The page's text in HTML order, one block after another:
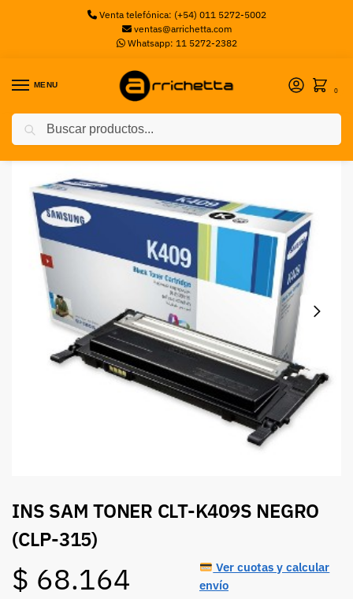
Venta telefónica: (+54) 011 5272-5002
ventas@arrichetta.com
Whatsapp: 11 5272-2382
MENU
0
Inicio Toners INS SAM TONER CLT-K409S NEGRO (CLP-315)
INS SAM TONER CLT-K409S NEGRO
(CLP-315)
$ 68.164
Ver cuotas y calcular
envío